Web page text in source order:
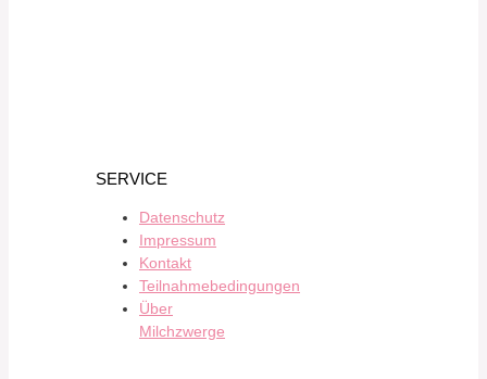
SERVICE
Datenschutz
Impressum
Kontakt
Teilnahmebedingungen
Über
Milchzwerge